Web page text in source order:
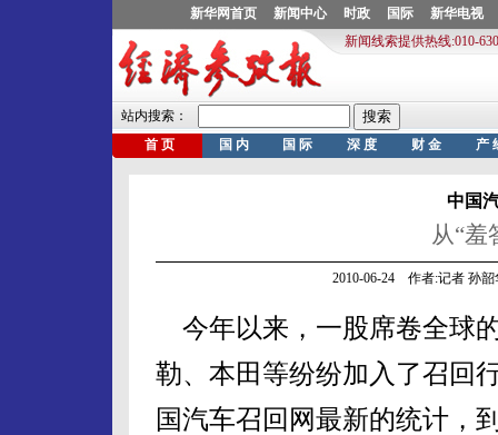
中国
从“羞
2010-06-24 作者:记者 孙
今年以来，一股席卷全球
勒、本田等纷纷加入了召回
国汽车召回网最新的统计，